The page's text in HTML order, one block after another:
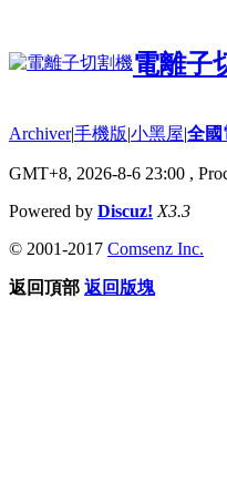
電離子
Archiver|手機版|小黑屋|全國
GMT+8, 2026-8-6 23:00 ,
Powered by Discuz! X3.3
© 2001-2017 Comsenz Inc.
返回頂部 返回版塊